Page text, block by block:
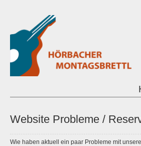
Website Probleme /
Wie haben aktuell ein paar Probleme mit